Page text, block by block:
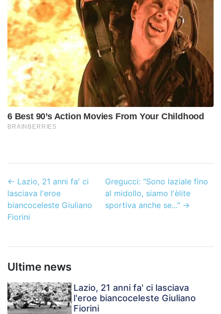
← Lazio, 21 anni fa' ci
lasciava l'eroe
biancoceleste Giuliano
Fiorini
Gregucci: "Sono laziale fino
al midollo, siamo l'èlite
sportiva anche se..."→
Ultime news
Lazio, 21 anni fa' ci lasciava
l'eroe biancoceleste Giuliano
Fiorini